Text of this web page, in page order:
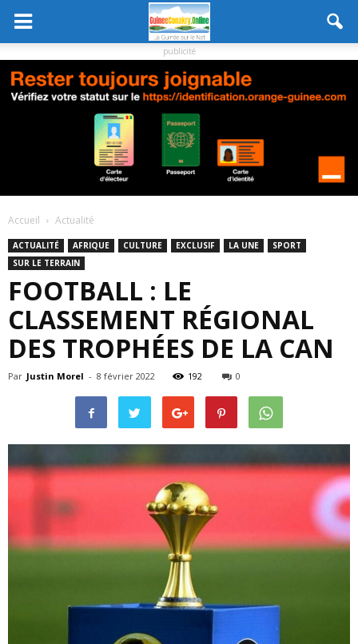
publicité
Accueil Actualité
ACTUALITÉ AFRIQUE CULTURE EXCLUSIF LA UNE
SPORT
SUR LE TERRAIN
FOOTBALL : LE
CLASSEMENT RÉGIONAL
DES TROPHÉES DE LA CAN
Par Justin Morel - 8 février 2022 192 0